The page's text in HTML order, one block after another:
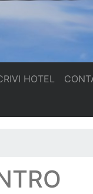
HOTEL(current)